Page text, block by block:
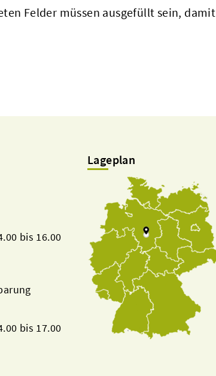
Felder müssen ausgefüllt sein,
bis 16.00
bis 17.00
Lageplan